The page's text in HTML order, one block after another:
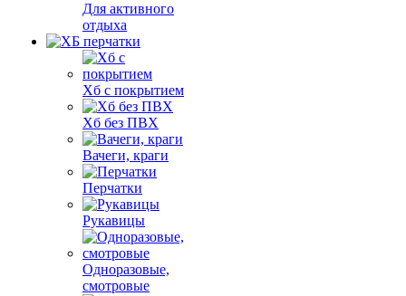
Для активного
отдыха
Хб с покрытием
Хб без ПВХ
Вачеги, краги
Перчатки
Рукавицы
Одноразовые,
смотровые